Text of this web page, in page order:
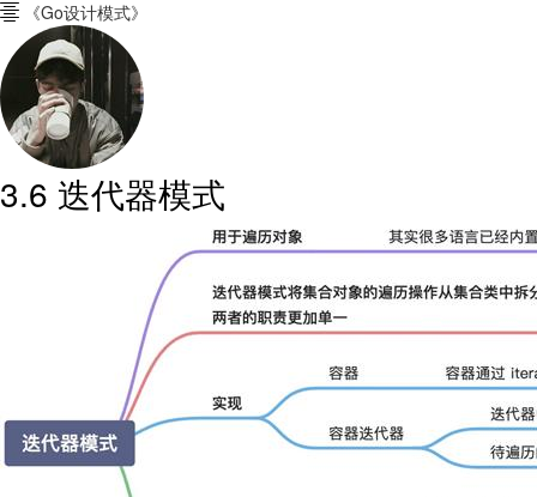
 《Go设计模式》
3.6 迭代器模式